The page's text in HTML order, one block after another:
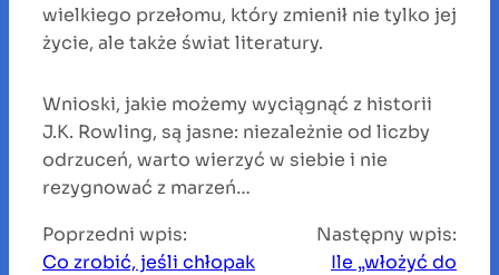
wielkiego przełomu, który zmienił nie tylko jej
życie, ale także świat literatury.
Wnioski, jakie możemy wyciągnąć z historii
J.K. Rowling, są jasne: niezależnie od liczby
odrzuceń, warto wierzyć w siebie i nie
rezygnować z marzeń…
Poprzedni wpis:
Co zrobić, jeśli chłopak
Następny wpis:
Ile „włożyć do